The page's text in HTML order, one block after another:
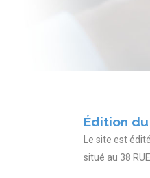
Édition
Le site est
situé au 38